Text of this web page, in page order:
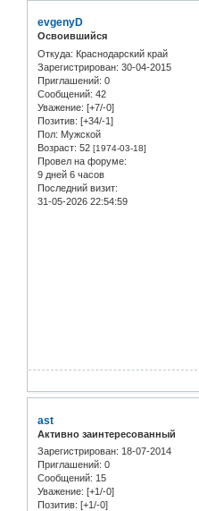
evgenyD
Освоившийся
Откуда: Краснодарский край
Зарегистрирован: 30-04-2015
Приглашений: 0
Сообщений: 42
Уважение: [+7/-0]
Позитив: [+34/-1]
Пол: Мужской
Возраст: 52 [1974-03-18]
Провел на форуме:
9 дней 6 часов
Последний визит:
31-05-2026 22:54:59
ast
Активно заинтересованный
Зарегистрирован: 18-07-2014
Приглашений: 0
Сообщений: 15
Уважение: [+1/-0]
Позитив: [+1/-0]